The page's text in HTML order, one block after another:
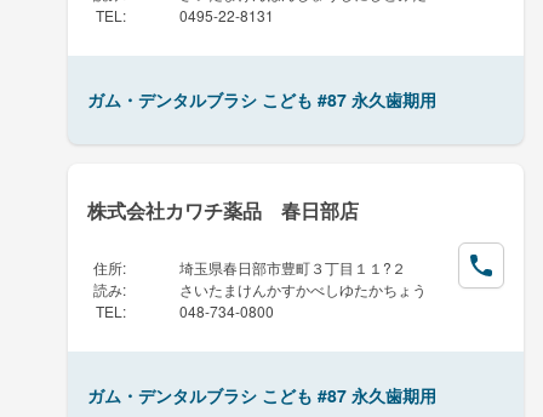
TEL : 0495-22-8131
ガム・デンタルブラシ こども #87 永久歯期用
株式会社カワチ薬品 春日部店
住所:
埼玉県春日部市豊町３丁目１１?２
読み:
さいたまけんかすかべしゆたかちょう
TEL : 048-734-0800
ガム・デンタルブラシ こども #87 永久歯期用